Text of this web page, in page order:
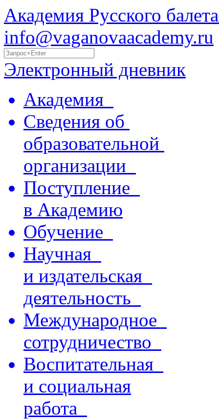
Академия Русского
info@vaganovaacademy.ru
Электронный дневник
Академия
Сведения об
образовательной
организации
Поступление
в Академию
Обучение
Научная
и издательская
деятельность
Международное
сотрудничество
Воспитательная
и социальная
работа